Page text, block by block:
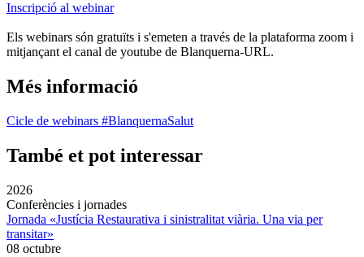
Inscripció al webinar
Els webinars són gratuïts i s'emeten a través de la plataforma zoom i
mitjançant el canal de youtube de Blanquerna-URL.
Més informació
Cicle de webinars #BlanquernaSalut
També et pot interessar
2026
Conferències i jornades
Jornada «Justícia Restaurativa i sinistralitat viària. Una via per
transitar»
08 octubre